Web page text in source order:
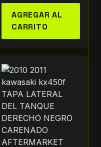
AGREGAR AL
CARRITO